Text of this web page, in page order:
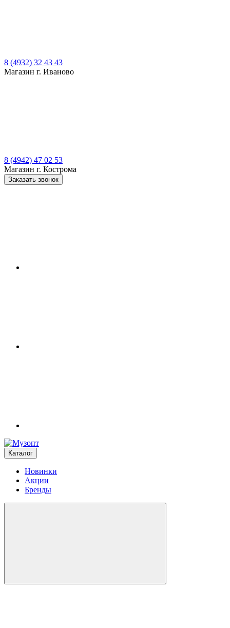
8 (4932) 32 43 43
Магазин г. Иваново
8 (4942) 47 02 53
Магазин г. Кострома
Заказать звонок
Каталог
Новинки
Акции
Бренды